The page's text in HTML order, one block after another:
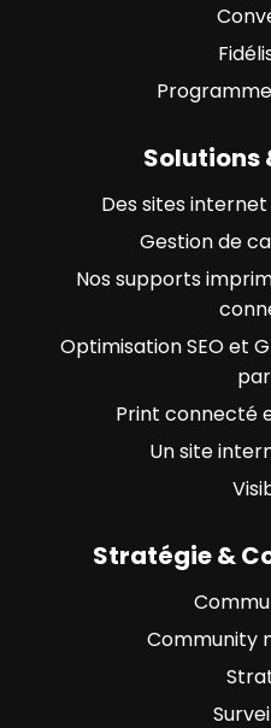
Programme
Solutions
Des sites
Gestion de
Nos supports
Optimisation SEO et
Print connecté
Un site
Stratégie &
Community